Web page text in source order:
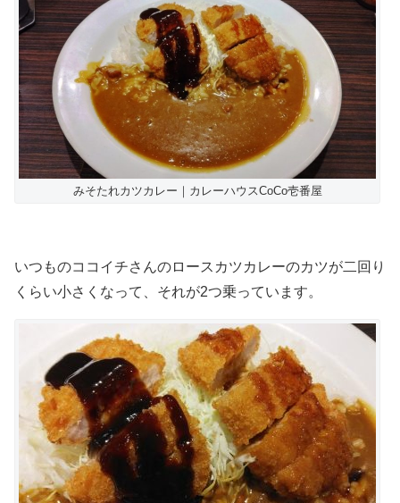
みそたれカツカレー｜カレーハウスCoCo壱番屋
いつものココイチさんのロースカツカレーのカツが二回り
くらい小さくなって、それが2つ乗っています。